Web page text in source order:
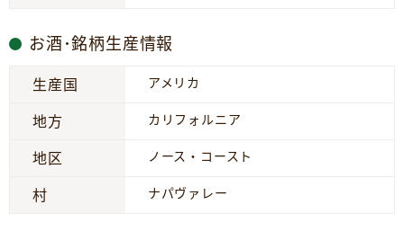
お酒･銘柄生産情報
生産国 アメリカ
地方 カリフォルニア
地区 ノース・コースト
村 ナパヴァレー